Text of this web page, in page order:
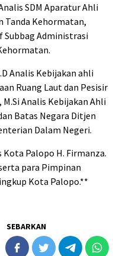
SDM Aparatur Ahli
Tanda Kehormatan,
Subbag Administrasi
Analis Kebijakan ahli
Ruang Laut dan Pesisir
M.Si Analis Kebijakan Ahli
Batas Negara Ditjen
Dalam Negeri.
Palopo H. Firmanza.
para Pimpinan
Kota Palopo.**
SEBARKAN